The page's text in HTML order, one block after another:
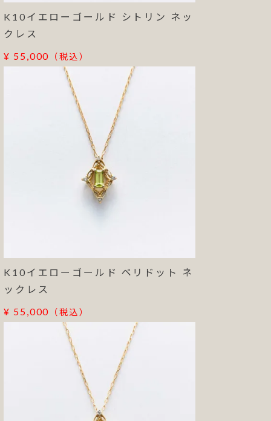
K10イエローゴールド シトリン ネッ
クレス
¥ 55,000 （税込）
K10イエローゴールド ペリドット ネ
ックレス
¥ 55,000 （税込）